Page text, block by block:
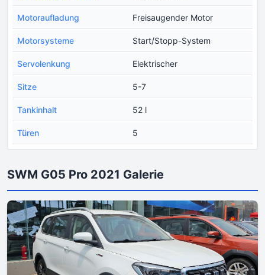
Motoraufladung Freisaugender Motor
Motorsysteme Start/Stopp-System
Servolenkung Elektrischer
Sitze 5-7
Tankinhalt 52 l
Türen 5
SWM G05 Pro 2021 Galerie